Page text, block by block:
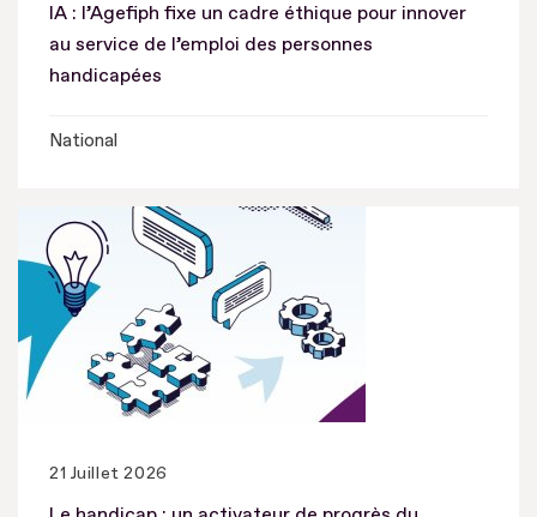
IA : l’Agefiph fixe un cadre éthique pour innover
au service de l’emploi des personnes
handicapées
National
21 Juillet 2026